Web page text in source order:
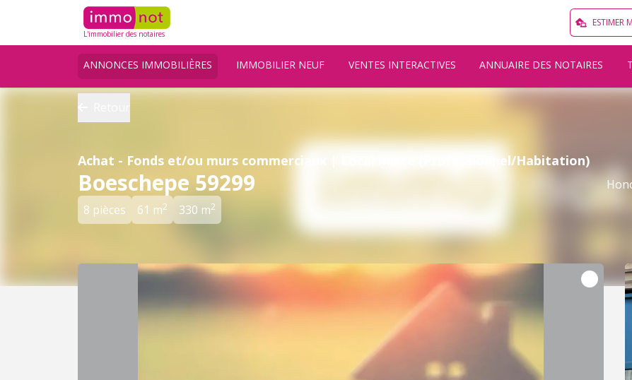
L'immobilier des notaires
ESTIMER
ANNONCES IMMOBILIÈRES IMMOBILIER NEUF VENTES INTERACTIVES ANNUAIRE DES NOTAIRES
Achat - Fonds et/ou murs commerciaux | Local mixte (Professionnel/Habitation)
Boeschepe 59299
8 pièces 61 m2 330 m2